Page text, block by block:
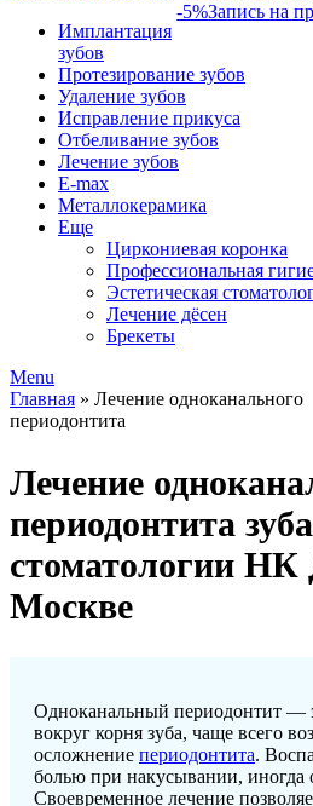
-5%Запись на
Имплантация
зубов
Протезирование зубов
Удаление зубов
Исправление прикуса
Отбеливание зубов
Лечение зубов
E-max
Металлокерамика
Еще
Циркониевая коронка
Профессиональная
Эстетическая
Лечение дёсен
Брекеты
Menu
Главная » Лечение одноканального
периодонтита
Лечение
периодонтита
стоматологии
Москве
Одноканальный периодонтит —
вокруг корня зуба, чаще всего
осложнение периодонтита.
болью при накусывании, иногда
Своевременное лечение